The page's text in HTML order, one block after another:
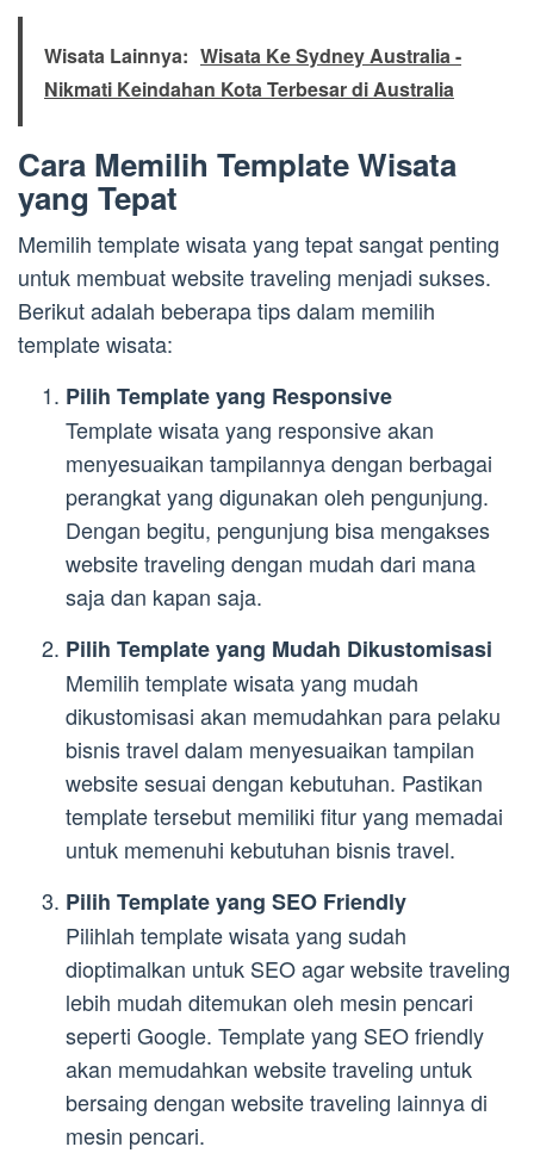
Wisata Lainnya: Wisata Ke Sydney Australia -
Nikmati Keindahan Kota Terbesar di Australia
Cara Memilih Template Wisata
yang Tepat
Memilih template wisata yang tepat sangat penting
untuk membuat website traveling menjadi sukses.
Berikut adalah beberapa tips dalam memilih
template wisata:
Pilih Template yang Responsive
Template wisata yang responsive akan
menyesuaikan tampilannya dengan berbagai
perangkat yang digunakan oleh pengunjung.
Dengan begitu, pengunjung bisa mengakses
website traveling dengan mudah dari mana
saja dan kapan saja.
Pilih Template yang Mudah Dikustomisasi
Memilih template wisata yang mudah
dikustomisasi akan memudahkan para pelaku
bisnis travel dalam menyesuaikan tampilan
website sesuai dengan kebutuhan. Pastikan
template tersebut memiliki fitur yang memadai
untuk memenuhi kebutuhan bisnis travel.
Pilih Template yang SEO Friendly
Pilihlah template wisata yang sudah
dioptimalkan untuk SEO agar website traveling
lebih mudah ditemukan oleh mesin pencari
seperti Google. Template yang SEO friendly
akan memudahkan website traveling untuk
bersaing dengan website traveling lainnya di
mesin pencari.